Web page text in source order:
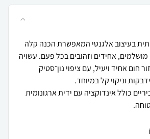
בעיצוב אלגנטי המאפשרת הכנה קלה
מושלמים, אחידים וזהובים בכל פעם. עשויה
חום אחיד ויעיל, עם ציפוי נון־סטיק
כולל אינדוקציה עם ידית ארגונומית